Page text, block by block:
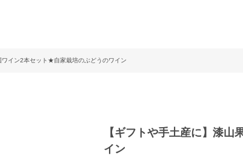
ワイン2本セット★自家栽培のぶどうのワイン
【ギフトや手土産に】漆
イン